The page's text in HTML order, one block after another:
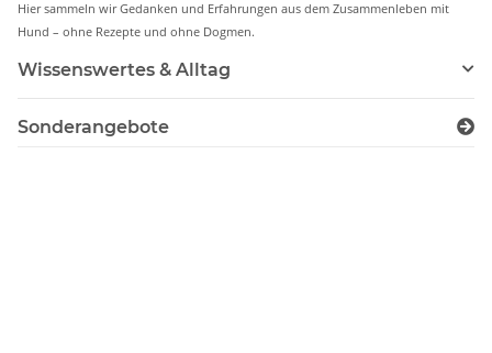
Hier sammeln wir Gedanken und Erfahrungen aus dem Zusammenleben mit
Hund – ohne Rezepte und ohne Dogmen.
Wissenswertes & Alltag
Sonderangebote